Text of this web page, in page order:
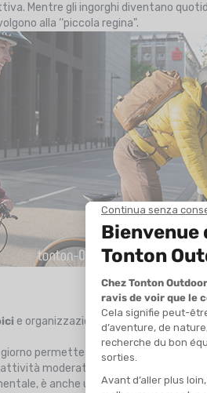
Mentre gli ingorghi diventano
alla ‘‘piccola regina".
e organizzazione, prendetevi un
permette di
migliorare la
moderata ma regolare, ideale per
è anche un ottimo modo per